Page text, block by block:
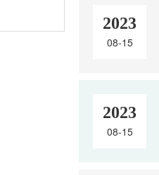
2023
08-15
2023
08-15